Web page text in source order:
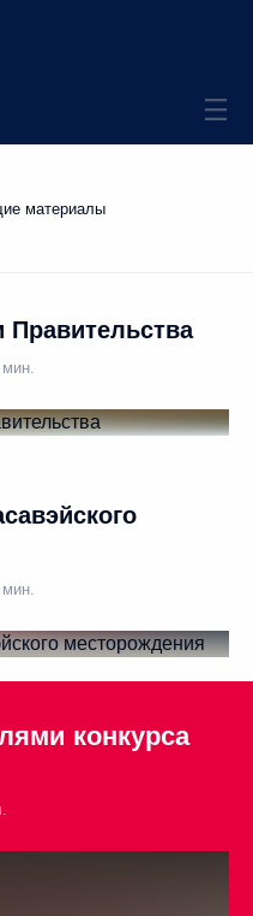
материалы
конкурса